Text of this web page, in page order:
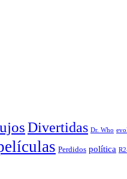
Divertidas Dr. Who
Perdidos política